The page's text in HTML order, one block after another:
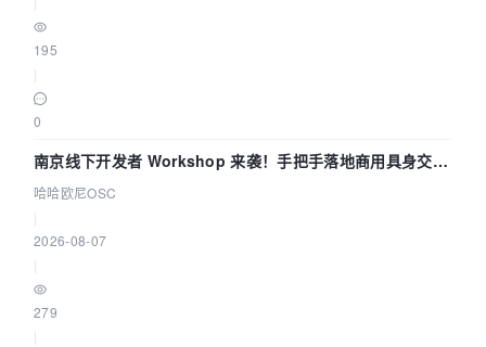
195
0
南京线下开发者 Workshop 来袭！手把手落地商用具身交互
智能 Agent 应用
哈哈欧尼OSC
2026-08-07
279